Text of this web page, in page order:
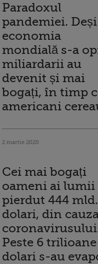
Paradoxul
pandemiei. Deși
economia
mondială s-a
miliardarii au
devenit și mai
bogați, în timp
americani
2 martie 2020
Cei mai bogați
oameni ai lumii
pierdut 444 mld.
dolari, din
Peste 6
dolari s-au